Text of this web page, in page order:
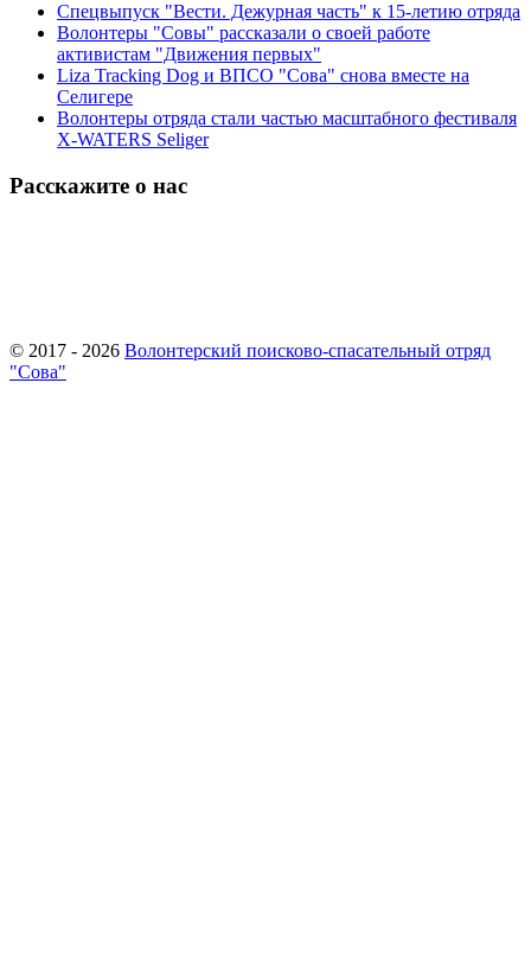
Спецвыпуск "Вести. Дежурная часть" к 15-летию отряда
Волонтеры "Совы" рассказали о своей работе
активистам "Движения первых"
Liza Tracking Dog и ВПСО "Сова" снова вместе на
Селигере
Волонтеры отряда стали частью масштабного фестиваля
X-WATERS Seliger
Расскажите о нас
© 2017 - 2026 Волонтерский поисково-спасательный отряд
"Сова"